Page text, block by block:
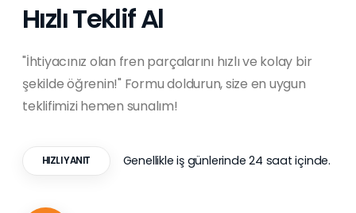
Hızlı Teklif Al
"İhtiyacınız olan fren parçalarını hızlı ve kolay bir
şekilde öğrenin!" Formu doldurun, size en uygun
teklifimizi hemen sunalım!
HIZLI YANIT Genellikle iş günlerinde 24 saat içinde.